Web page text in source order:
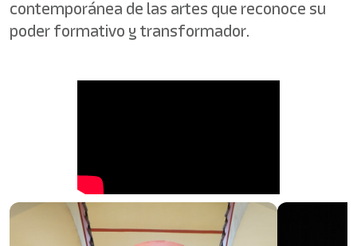
contemporánea de las artes que reconoce su
poder formativo y transformador.